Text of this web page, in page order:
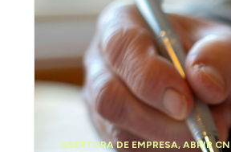
ABERTURA DE EMPRESA,ABRIR